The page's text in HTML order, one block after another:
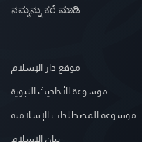
ನಮ್ಮನ್ನು ಕರೆ ಮಾಡಿ
موقع دار الإسلام
موسوعة الأحاديث النبوية
موسوعة المصطلحات الإسلامية